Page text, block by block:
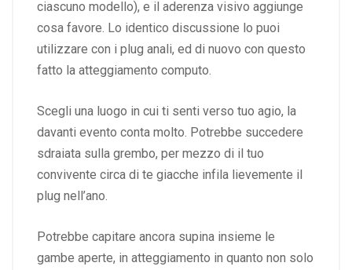
ciascuno modello), e il aderenza visivo aggiunge
cosa favore. Lo identico discussione lo puoi
utilizzare con i plug anali, ed di nuovo con questo
fatto la atteggiamento computo.
Scegli una luogo in cui ti senti verso tuo agio, la
davanti evento conta molto. Potrebbe succedere
sdraiata sulla grembo, per mezzo di il tuo
convivente circa di te giacche infila lievemente il
plug nell’ano.
Potrebbe capitare ancora supina insieme le
gambe aperte, in atteggiamento in quanto non solo